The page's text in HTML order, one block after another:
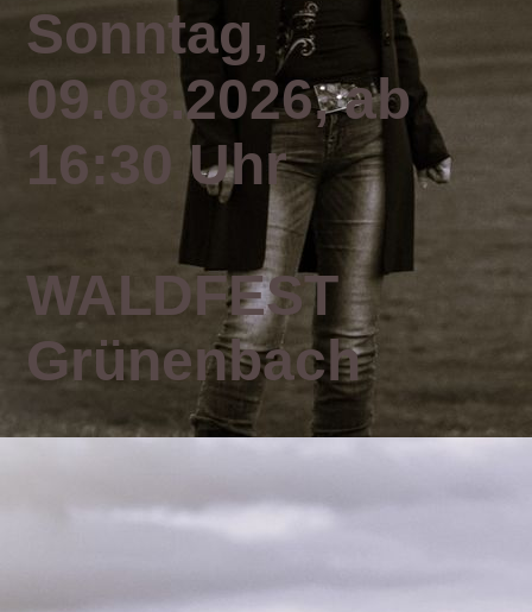
Sonntag,
09.08.2026, ab
16:30 Uhr
WALDFEST
Grünenbach